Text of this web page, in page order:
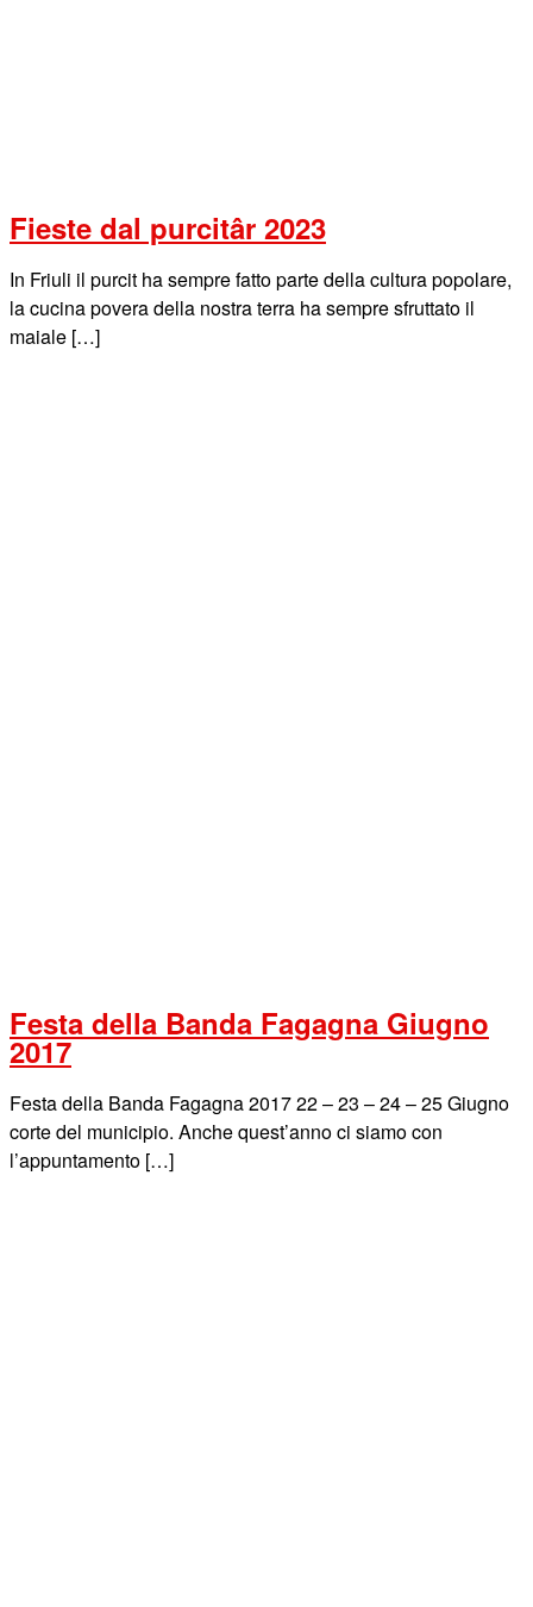
Fieste dal purcitâr 2023
In Friuli il purcit ha sempre fatto parte della cultura popolare,
la cucina povera della nostra terra ha sempre sfruttato il
maiale […]
Festa della Banda Fagagna Giugno
2017
Festa della Banda Fagagna 2017 22 – 23 – 24 – 25 Giugno
corte del municipio. Anche quest’anno ci siamo con
l’appuntamento […]